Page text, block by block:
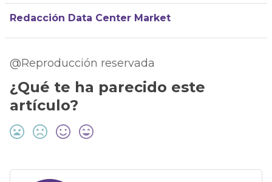
Redacción Data Center Market
@Reproducción reservada
¿Qué te ha parecido este
artículo?